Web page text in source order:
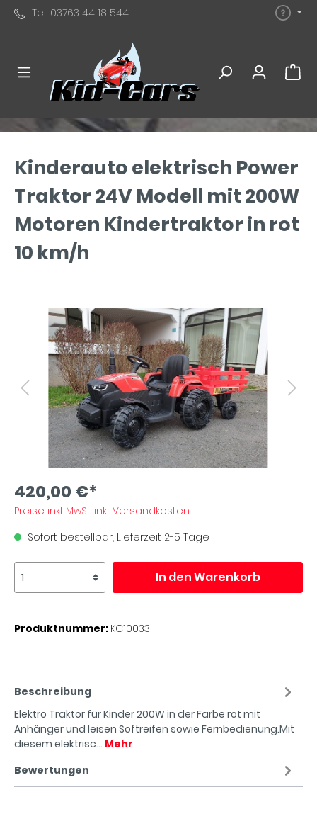
Tel.: 03763 44 18 544
Kinderauto elektrisch Power
Traktor 24V Modell mit 200W
Motoren Kindertraktor in rot
10 km/h
420,00 €*
Preise inkl. MwSt. inkl. Versandkosten
Sofort bestellbar, Lieferzeit 2-5 Tage
In den Warenkorb
Produktnummer: KC10033
Beschreibung
Elektro Traktor für Kinder 200W in der Farbe rot mit
Anhänger und leisen Softreifen sowie Fernbedienung.Mit
diesem elektrisc… Mehr
Bewertungen